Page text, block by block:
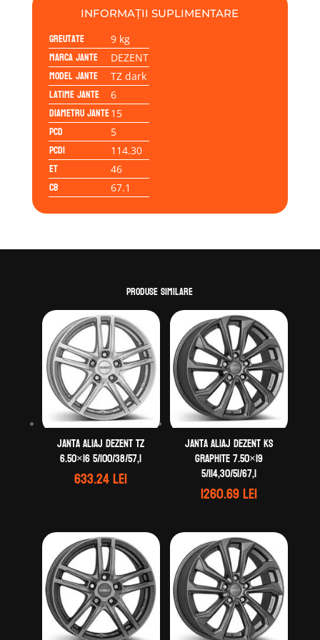
5/114,30/46/67,1INFORMAȚII SUPLIMENTARE
Greutate 9 kg
Marca jante DEZENT
Model jante TZ dark
Latime jante 6
Diametru jante15
PCD 5
PCD1 114.30
ET 46
CB 67.1
Produse similare
Janta aliaj DEZENT TZ
6.50×16 5/100/38/57,1
633.24lei
Janta aliaj DEZENT KS
graphite 7.50×19
5/114,30/51/67,1
1260.69lei